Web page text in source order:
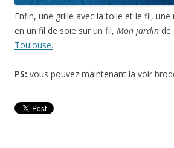
Enfin, une grille avec la toile et le fil,
en un fil de soie sur un fil, Mon jardin de
Toulouse.
PS: vous pouvez maintenant la voir